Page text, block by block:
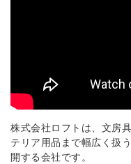
株式会社ロフトは、文房
テリア用品まで幅広く扱
開する会社です。